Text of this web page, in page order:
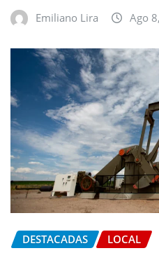
Emiliano Lira Ago
DESTACADAS LOCAL